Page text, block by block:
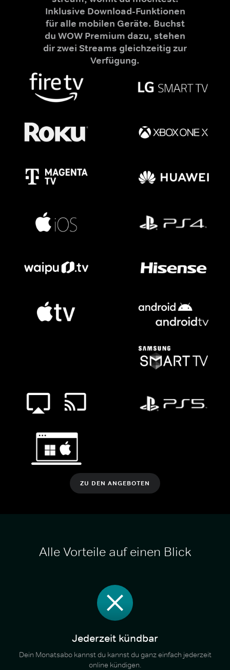
Inklusive Download-Funktionen
für alle mobilen Geräte. Buchst
du WOW Premium dazu, stehen
dir zwei Streams gleichzeitig zur
Verfügung.
ZU DEN ANGEBOTEN
Alle Vorteile auf einen Blick
Jederzeit kündbar
Dein Monatsabo kannst du kannst du ganz einfach jederzeit
online kündigen.